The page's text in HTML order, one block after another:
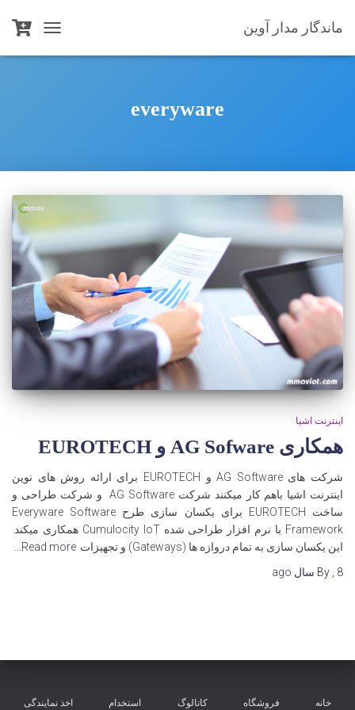
ماندگار مدار آوین
TOGGLE
NAVIGATION
everyware
اینترنت اشیا
همکاری AG Sofware و EUROTECH
شرکت های AG Software و EUROTECH برای ارائه روش های نوین
اینترنت اشیا باهم کار میکنند شرکت AG Software و شرکت طراحی و
ساخت EUROTECH برای یکسان سازی طرح Everyware Software
Framework با نرم افزار طراحی شده Cumulocity IoT همکاری میکند.
این یکسان سازی به تمام دروازه ها (Gateways) و تجهیزات
Read more…
By
8 سال
خانه فروشگاه کاتالوگ استخدام اخذ نمایندگی